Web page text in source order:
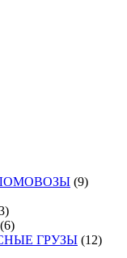
(9)
(6)
ГРУЗЫ (12)